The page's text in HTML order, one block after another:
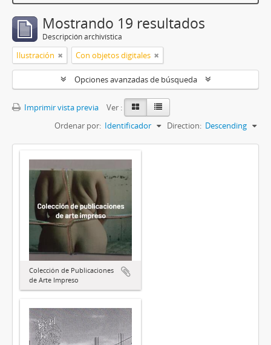
Mostrando 19 resultados
Descripción archivística
Ilustración Con objetos digitales
Opciones avanzadas de búsqueda
Imprimir vista previa
Ver :
Ordenar por: Identificador Direction: Descending
Colección de Publicaciones
de Arte Impreso